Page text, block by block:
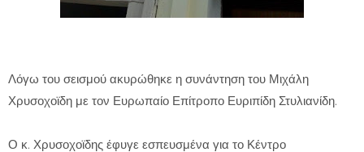
Λόγω του σεισμού ακυρώθηκε η συνάντηση του Μιχάλη
Χρυσοχοϊδη με τον Ευρωπαίο Επίτροπο Ευριπίδη Στυλιανίδη.
Ο κ. Χρυσοχοϊδης έφυγε εσπευσμένα για το Κέντρο